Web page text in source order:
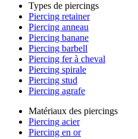
Types de piercings
Piercing retainer
Piercing anneau
Piercing banane
Piercing barbell
Piercing fer à cheval
Piercing spirale
Piercing stud
Piercing agrafe
Matériaux des piercings
Piercing acier
Piercing en or